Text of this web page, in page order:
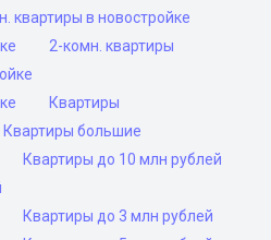
квартиры в новостройке
2-комн. квартиры
Квартиры
Квартиры большие
Квартиры до 10 млн рублей
Квартиры до 3 млн рублей